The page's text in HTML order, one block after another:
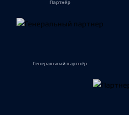
Партнёр
Генеральный партнёр